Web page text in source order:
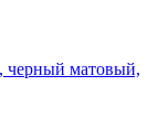
черный матовый,